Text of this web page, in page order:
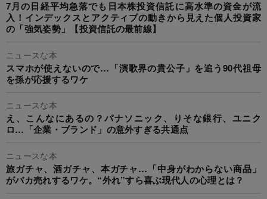
7月の日経平均急落でも日本株投資信託に高水準の資金が流
入！インデックスとアクティブの動きから見えた個人投資家
の「強気姿勢」【投資信託の最前線】
ニュースな本
スマホが使えないので…「演歌界の貴公子」を追う90代祖母
を孫が応援するワケ
ニュースな本
え、こんなにあるの？パナソニック、りそな銀行、ユニク
ロ…「企業・ブランド」の意外すぎる共通点
ニュースな本
旅ガチャ、酒ガチャ、本ガチャ…「中身がわからない商品」
がバカ売れするワケ。“外れ”すら喜ぶ現代人の心理とは？